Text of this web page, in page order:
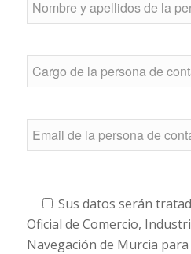
Sus datos serán
Oficial de Comercio,
Navegación de Murcia